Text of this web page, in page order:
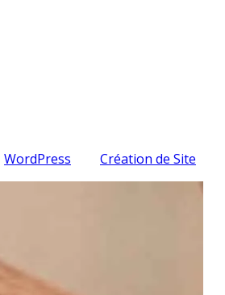
WordPress Création de Site